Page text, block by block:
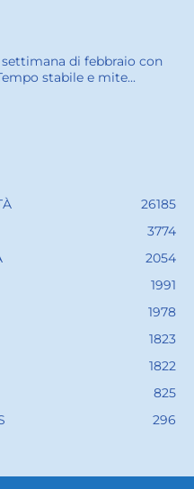
di febbraio con
stabile e mite...
26185
3774
2054
1991
1978
1823
1822
825
296